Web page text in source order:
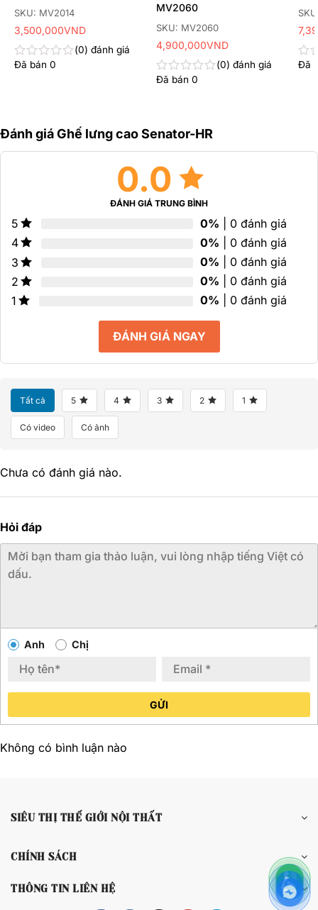
SKU: MV2014
Được
0
đánh giá
Đã bán 0
3,500,000VND SKU: MV2060
MV2060
Được
sao
0
đánh giá
Đã bán 0
4,900,000VND
Đã
Đánh giá Ghế lưng cao Senator-HR
0.0
ĐÁNH GIÁ TRUNG BÌNH
5 0% | 0 đánh giá
4
0% | 0 đánh giá
3
0% | 0 đánh giá
2
0% | 0 đánh giá
1
0% | 0 đánh giá
ĐÁNH GIÁ NGAY
Tất cả 5 4 3 2 1
Có video Có ảnh
Chưa có đánh giá nào.
Hỏi đáp
Anh Chị
GỬI
Không có bình luận nào
SIÊU THỊ THẾ GIỚI NỘI THẤT
CHÍNH SÁCH
THÔNG TIN LIÊN HỆ